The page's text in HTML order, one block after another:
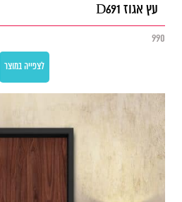
עץ אגוז D691
990
לצפייה במוצר